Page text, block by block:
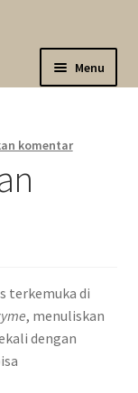
Menu
komentar
terkemuka di
, menuliskan
dengan